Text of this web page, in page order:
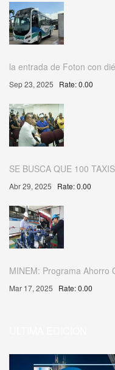
la entrada de Foton con
Sep 23, 2025 Rate: 0.00
SE BUSCA QUE 100
Abr 29, 2025 Rate: 0.00
MINEM: Programa Ahorro
Mar 17, 2025 Rate: 0.00